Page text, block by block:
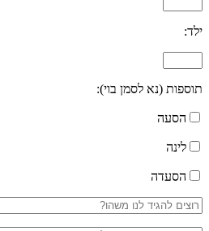
ילד:
תוספות (נא לסמן בוי):
הסעה
לינה
הסעדה